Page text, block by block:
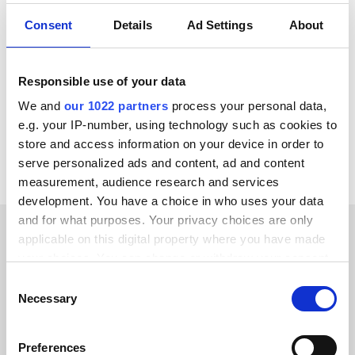
Consent Details Ad Settings About
Responsible use of your data
We and our 1022 partners process your personal data,
e.g. your IP-number, using technology such as cookies to
store and access information on your device in order to
serve personalized ads and content, ad and content
measurement, audience research and services
development. You have a choice in who uses your data
and for what purposes. Your privacy choices are only
applicable on this digital property where you have made
the Privacy trigger icon.
Selection
Necessary
Preferences
ChannelEngine Virto Commerce
GS1
Tweakwise
Voir toutes les intégrations Pimcore
Explore all the reviews from